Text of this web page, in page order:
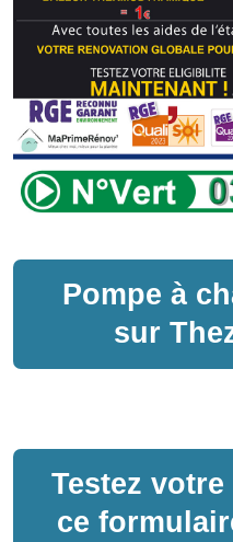
Pompe à
sur
Testez
ce